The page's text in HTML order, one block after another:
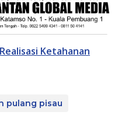
Ketahanan
pulang pisau